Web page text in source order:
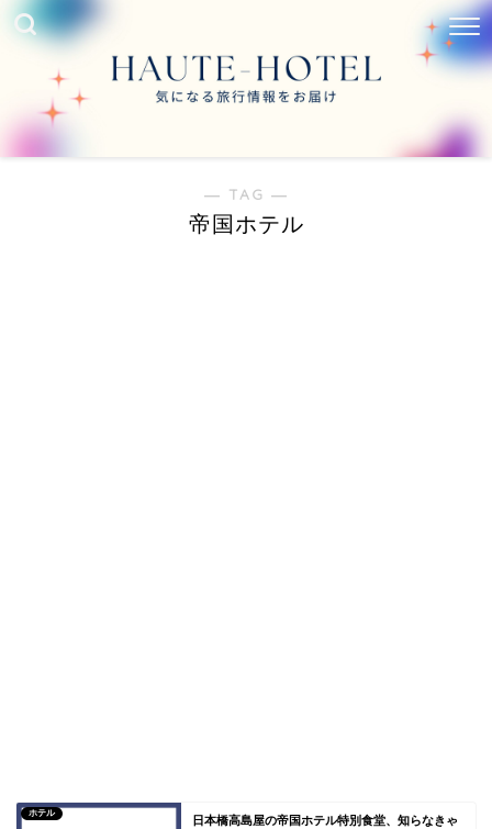
― TAG ―
帝国ホテル
ホテル
日本橋高島屋の帝国ホテル特別食堂、知らなきゃ